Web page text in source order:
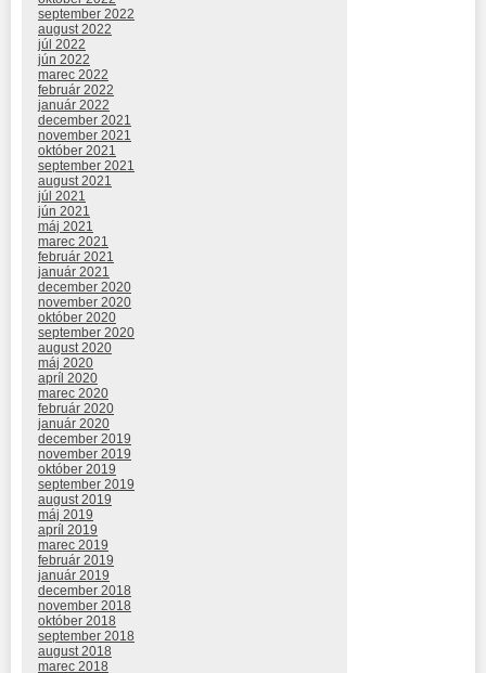
september 2022
august 2022
júl 2022
jún 2022
marec 2022
február 2022
január 2022
december 2021
november 2021
október 2021
september 2021
august 2021
júl 2021
jún 2021
máj 2021
marec 2021
február 2021
január 2021
december 2020
november 2020
október 2020
september 2020
august 2020
máj 2020
apríl 2020
marec 2020
február 2020
január 2020
december 2019
november 2019
október 2019
september 2019
august 2019
máj 2019
apríl 2019
marec 2019
február 2019
január 2019
december 2018
november 2018
október 2018
september 2018
august 2018
marec 2018